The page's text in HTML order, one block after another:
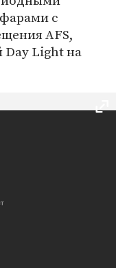
с
AFS,
Day Light на